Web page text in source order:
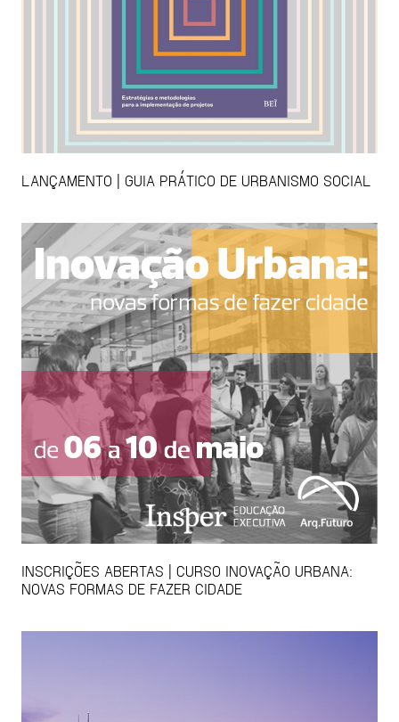
LANÇAMENTO | GUIA PRÁTICO DE URBANISMO SOCIAL
INSCRIÇÕES ABERTAS | CURSO INOVAÇÃO URBANA:
NOVAS FORMAS DE FAZER CIDADE